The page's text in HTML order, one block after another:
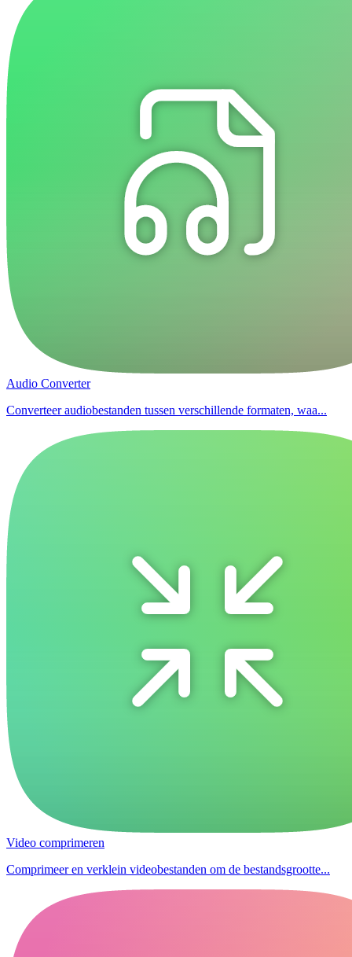
Audio Converter
Converteer audiobestanden tussen verschillende formaten, waa...
Video comprimeren
Comprimeer en verklein videobestanden om de bestandsgrootte...